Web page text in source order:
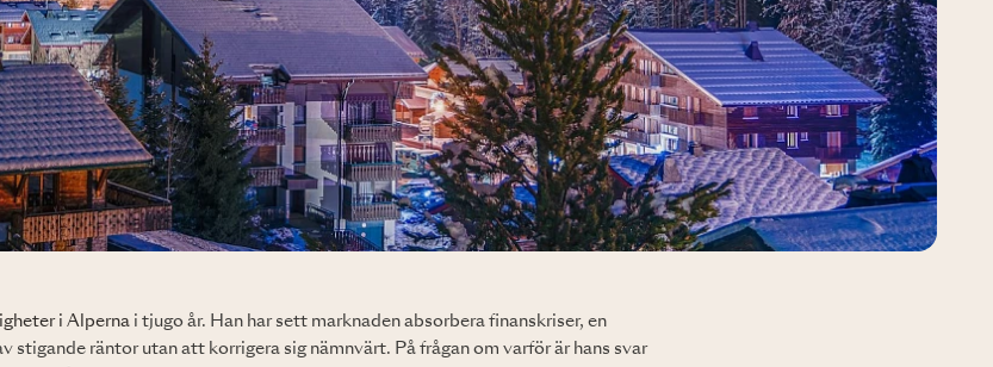
i Alperna i tjugo år. Han har sett marknaden absorbera finanskriser, en
stigande räntor utan att korrigera sig nämnvärt. På frågan om varför är hans svar